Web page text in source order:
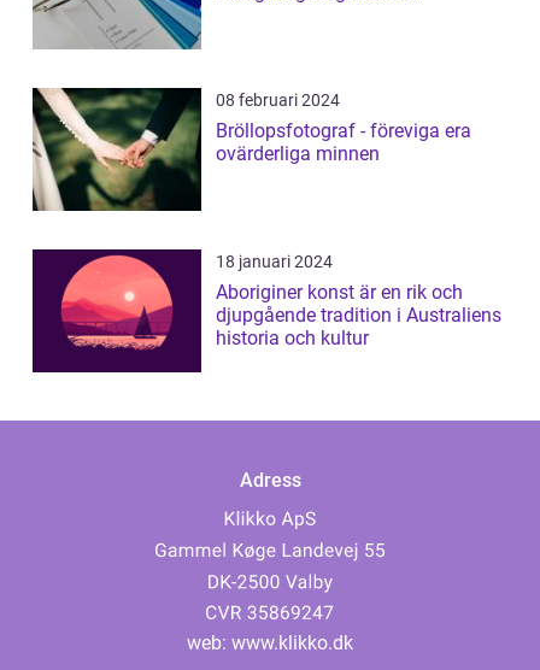
08 februari 2024
Bröllopsfotograf - föreviga era
ovärderliga minnen
18 januari 2024
Aboriginer konst är en rik och
djupgående tradition i Australiens
historia och kultur
Adress
web: www.klikko.dk